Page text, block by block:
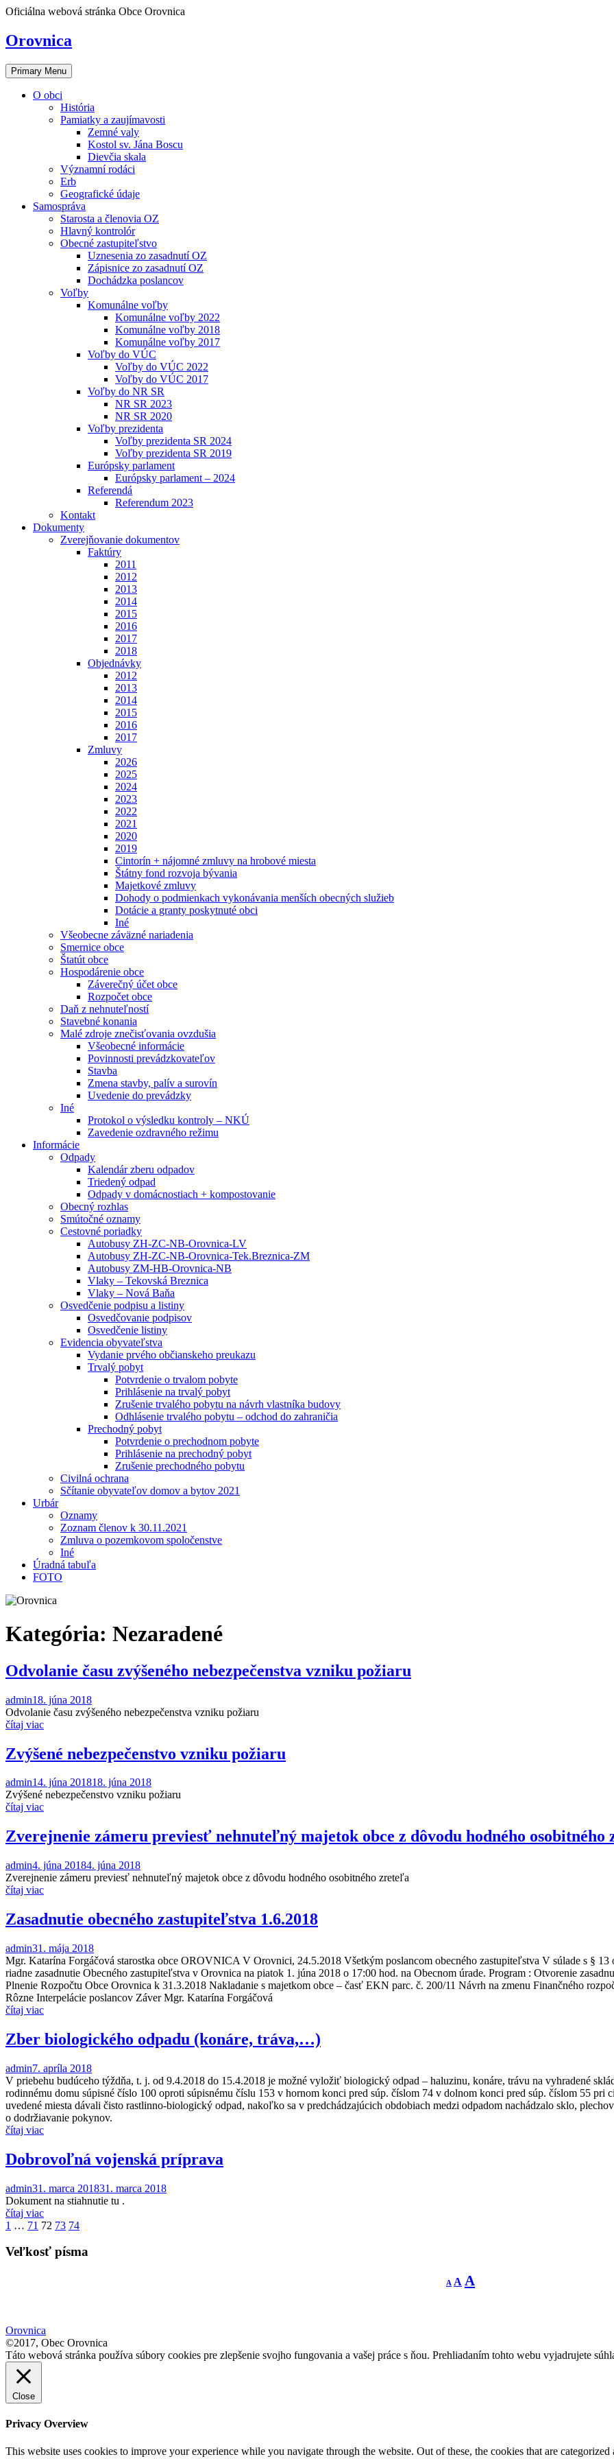
Skip
content
Oficiálna webová stránka Obce Orovnica
Orovnica
Primary Menu
O obci
História
Pamiatky a zaujímavosti
Zemné valy
Kostol sv. Jána Boscu
Dievčia skala
Významní rodáci
Erb
Geografické údaje
Samospráva
Starosta a členovia OZ
Hlavný kontrolór
Obecné zastupiteľstvo
Uznesenia zo zasadnutí OZ
Zápisnice zo zasadnutí OZ
Dochádzka poslancov
Voľby
Komunálne voľby
Komunálne voľby 2022
Komunálne voľby 2018
Komunálne voľby 2017
Voľby do VÚC
Voľby do VÚC 2022
Voľby do VÚC 2017
Voľby do NR SR
NR SR 2023
NR SR 2020
Voľby prezidenta
Voľby prezidenta SR 2024
Voľby prezidenta SR 2019
Európsky parlament
Európsky parlament – 2024
Referendá
Referendum 2023
Kontakt
Dokumenty
Zverejňovanie dokumentov
Faktúry
2011
2012
2013
2014
2015
2016
2017
2018
Objednávky
2012
2013
2014
2015
2016
2017
Zmluvy
2026
2025
2024
2023
2022
2021
2020
2019
Cintorín + nájomné zmluvy na hrobové miesta
Štátny fond rozvoja bývania
Majetkové zmluvy
Dohody o podmienkach vykonávania menších obecných služieb
Dotácie a granty poskytnuté obci
Iné
Všeobecne záväzné nariadenia
Smernice obce
Štatút obce
Hospodárenie obce
Záverečný účet obce
Rozpočet obce
Daň z nehnuteľností
Stavebné konania
Malé zdroje znečisťovania ovzdušia
Všeobecné informácie
Povinnosti prevádzkovateľov
Stavba
Zmena stavby, palív a surovín
Uvedenie do prevádzky
Iné
Protokol o výsledku kontroly – NKÚ
Zavedenie ozdravného režimu
Informácie
Odpady
Kalendár zberu odpadov
Triedený odpad
Odpady v domácnostiach + kompostovanie
Obecný rozhlas
Smútočné oznamy
Cestovné poriadky
Autobusy ZH-ZC-NB-Orovnica-LV
Autobusy ZH-ZC-NB-Orovnica-Tek.Breznica-ZM
Autobusy ZM-HB-Orovnica-NB
Vlaky – Tekovská Breznica
Vlaky – Nová Baňa
Osvedčenie podpisu a listiny
Osvedčovanie podpisov
Osvedčenie listiny
Evidencia obyvateľstva
Vydanie prvého občianskeho preukazu
Trvalý pobyt
Potvrdenie o trvalom pobyte
Prihlásenie na trvalý pobyt
Zrušenie trvalého pobytu na návrh vlastníka budovy
Odhlásenie trvalého pobytu – odchod do zahraničia
Prechodný pobyt
Potvrdenie o prechodnom pobyte
Prihlásenie na prechodný pobyt
Zrušenie prechodného pobytu
Civilná ochrana
Sčítanie obyvateľov domov a bytov 2021
Urbár
Oznamy
Zoznam členov k 30.11.2021
Zmluva o pozemkovom spoločenstve
Iné
Úradná tabuľa
FOTO
Kategória: Nezaradené
Odvolanie času zvýšeného nebezpečenstva vzniku požiaru
admin18. júna 2018
Odvolanie času zvýšeného nebezpečenstva vzniku požiaru
čítaj viac
Zvýšené nebezpečenstvo vzniku požiaru
admin14. júna 201818. júna 2018
Zvýšené nebezpečenstvo vzniku požiaru
čítaj viac
Zverejnenie zámeru previesť nehnuteľný majetok obce z dôvodu hodného osobitného
admin4. júna 20184. júna 2018
Zverejnenie zámeru previesť nehnuteľný majetok obce z dôvodu hodného osobitného zreteľa
čítaj viac
Zasadnutie obecného zastupiteľstva 1.6.2018
admin31. mája 2018
Mgr. Katarína Forgáčová starostka obce OROVNICA V Orovnici, 24.5.2018 Všetkým poslancom obecného zastupiteľstva V súlade s §
riadne zasadnutie Obecného zastupiteľstva v Orovnica na piatok 1. júna 2018 o 17:00 hod. na Obecnom úrade. Program : Otvorenie
Plnenie Rozpočtu Obce Orovnica k 31.3.2018 Nakladanie s majetkom obce – časť EKN parc. č. 200/11 Návrh na zmenu Finančného
Rôzne Interpelácie poslancov Záver Mgr. Katarína Forgáčová
čítaj viac
Zber biologického odpadu (konáre, tráva,…)
admin7. apríla 2018
V priebehu budúceho týždňa, t. j. od 9.4.2018 do 15.4.2018 je možné vyložiť biologický odpad – haluzinu, konáre, trávu na vyhradené
rodinnému domu súpisné číslo 100 oproti súpisnému číslu 153 v hornom konci pred súp. číslom 74 v dolnom konci pred súp. číslom 55 pri
uvedené miesta dávali čisto rastlinno-biologický odpad, nakoľko sa v predchádzajúcich obdobiach medzi odpadom nachádzalo sklo,
o dodržiavanie pokynov.
čítaj viac
Dobrovoľná vojenská príprava
admin31. marca 201831. marca 2018
Dokument na stiahnutie tu .
čítaj viac
Stránkovanie
príspevkov
1 … 71 72 73 74
Veľkosť písma
A
Decrease
font
A Reset
font
A
Orovnica
©2017, Obec Orovnica
Táto webová stránka používa súbory cookies pre zlepšenie svojho fungovania a vašej práce s ňou. Prehliadaním tohto webu vyjadrujete
Close
Privacy Overview
This website uses cookies to improve your experience while you navigate through the website. Out of these, the cookies that are categorized